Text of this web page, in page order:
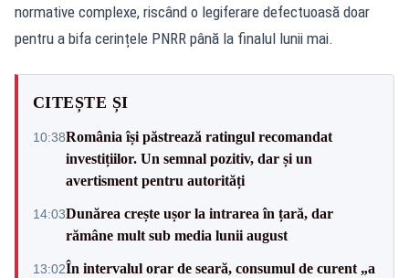
normative complexe, riscând o legiferare defectuoasă doar
pentru a bifa cerințele PNRR până la finalul lunii mai.
CITEȘTE ȘI
10:38România își păstrează ratingul recomandat
investițiilor. Un semnal pozitiv, dar și un
avertisment pentru autorități
14:03Dunărea crește ușor la intrarea în țară, dar
rămâne mult sub media lunii august
13:02În intervalul orar de seară, consumul de curent „a